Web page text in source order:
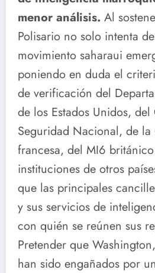
menor análisis. Al
Polisario no solo intenta
movimiento saharaui
poniendo en duda el
de verificación del
de los Estados Unidos,
Seguridad Nacional, de
francesa, del MI6
instituciones de otros
que las principales
y sus servicios de
con quién se reúnen sus
Pretender que
han sido engañados por